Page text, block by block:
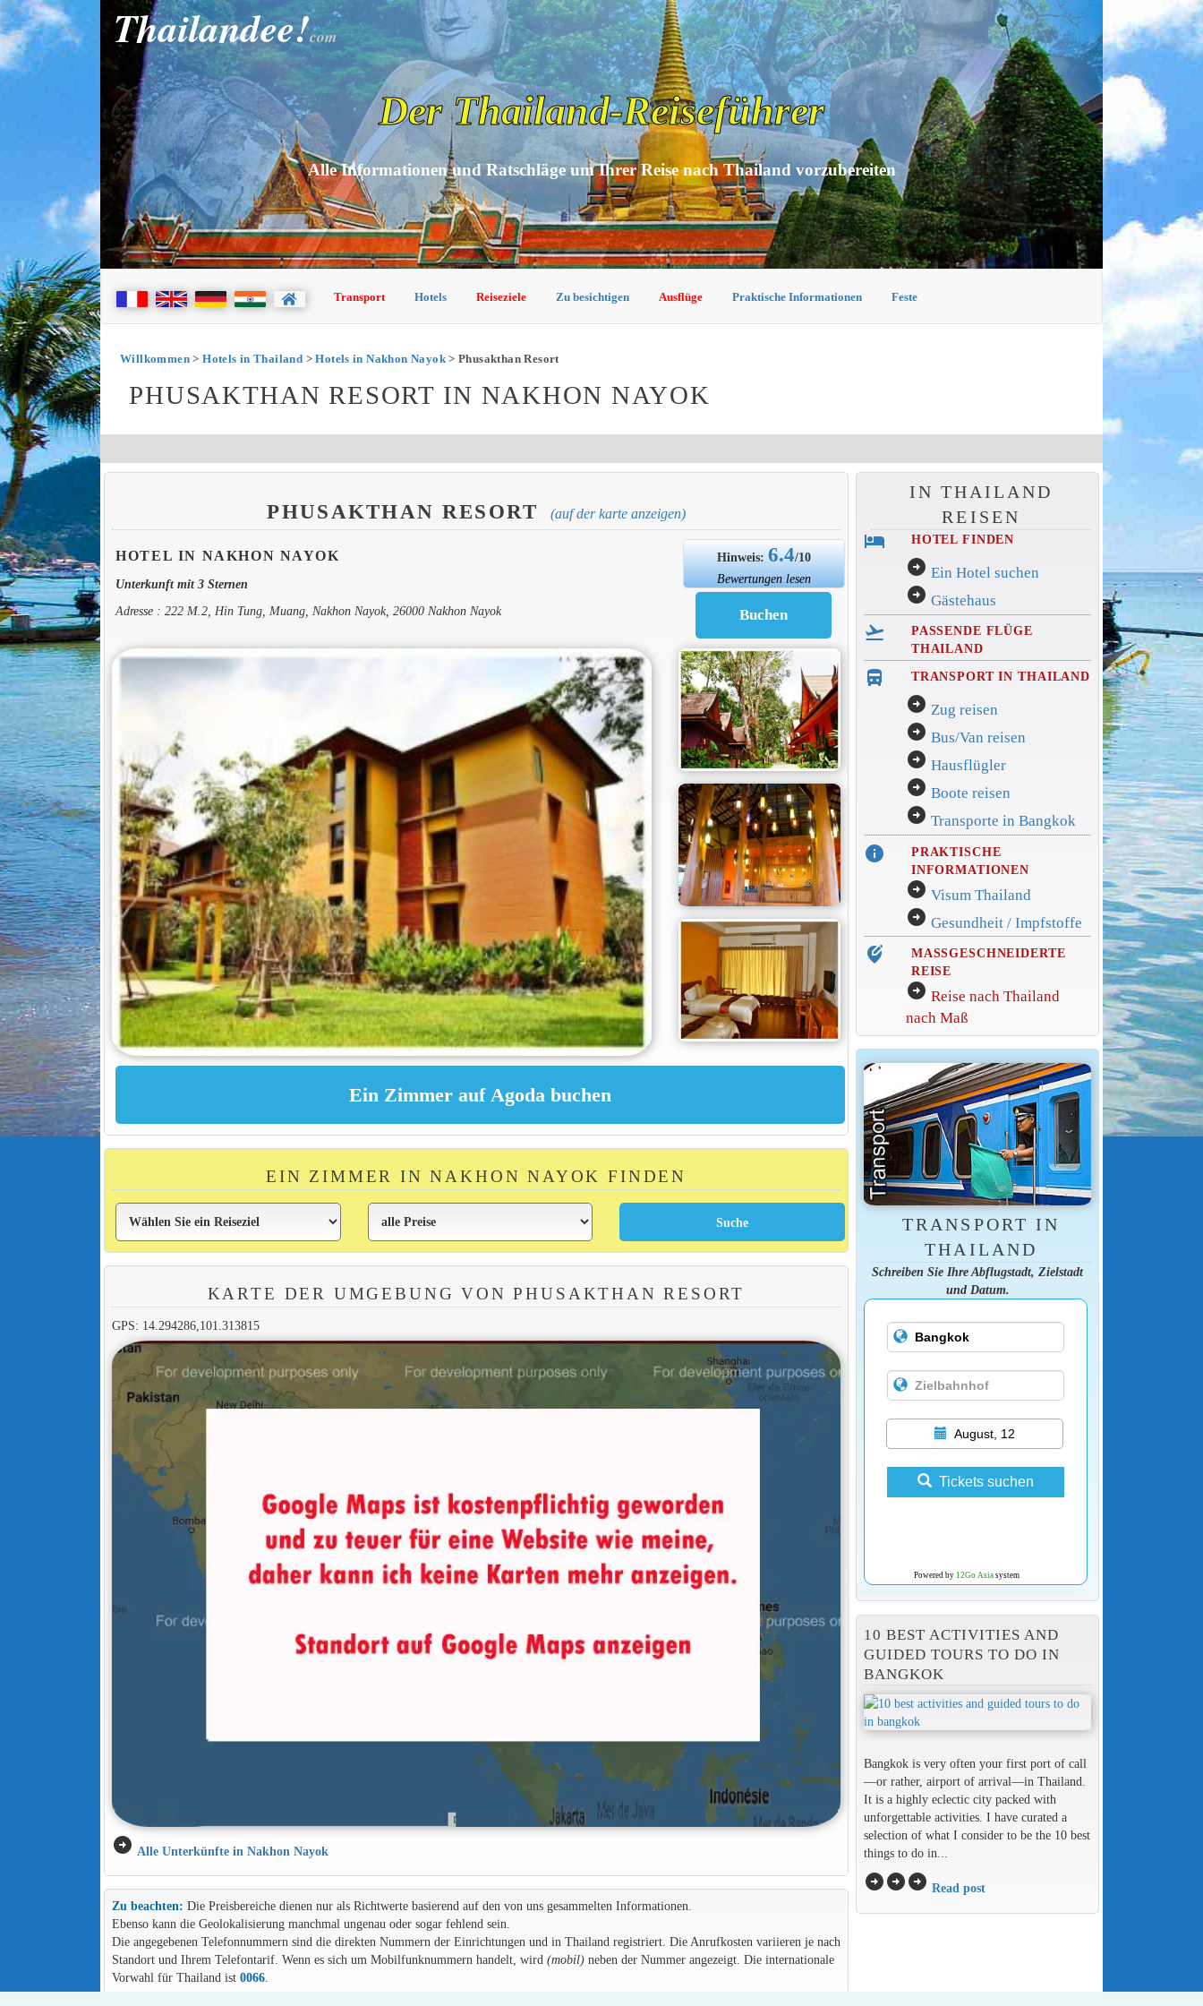
Thailandee!com
Der Thailand-Reiseführer
Alle Informationen und Ratschläge um Ihrer Reise nach Thailand vorzubereiten
Transport Hotels Reiseziele Zu besichtigen Ausflüge Praktische Informationen Feste
Willkommen>Hotels in Thailand >Hotels in Nakhon Nayok> Phusakthan Resort
PHUSAKTHAN RESORT IN NAKHON NAYOK
PHUSAKTHAN RESORT (auf der karte anzeigen)
HOTEL IN NAKHON NAYOK
Unterkunft mit 3 Sternen
Adresse : 222 M.2, Hin Tung, Muang, Nakhon Nayok, 26000 Nakhon Nayok
Hinweis:6.4/10
Bewertungen lesen
EIN ZIMMER IN NAKHON NAYOK FINDEN
KARTE DER UMGEBUNG VON PHUSAKTHAN RESORT
GPS: 14.294286,101.313815
arrow_circle_right Alle Unterkünfte in Nakhon Nayok
Zu beachten: Die Preisbereiche dienen nur als Richtwerte basierend auf den von uns gesammelten Informationen.
Ebenso kann die Geolokalisierung manchmal ungenau oder sogar fehlend sein.
Die angegebenen Telefonnummern sind die direkten Nummern der Einrichtungen und in Thailand registriert. Die Anrufkosten variieren je nach
Standort und Ihrem Telefontarif. Wenn es sich um Mobilfunknummern handelt, wird (mobil)neben der Nummer angezeigt. Die internationale
Vorwahl für Thailand ist 0066.
IN THAILAND
REISEN
hotel HOTEL FINDEN
arrow_circle_right Ein Hotel suchen
arrow_circle_right Gästehaus
flight_takeoff
PASSENDE FLÜGE
THAILAND
directions_bus_filled TRANSPORT IN THAILAND
arrow_circle_right Zug reisen
arrow_circle_right Bus/Van reisen
arrow_circle_right Hausflügler
arrow_circle_right Boote reisen
arrow_circle_right Transporte in Bangkok
info
PRAKTISCHE
INFORMATIONEN
arrow_circle_right Visum Thailand
arrow_circle_right Gesundheit / Impfstoffe
edit_location_alt
MASSGESCHNEIDERTE
REISE
arrow_circle_right Reise nach Thailand
nach Maß
TRANSPORT IN
THAILAND
Schreiben Sie Ihre Abflugstadt, Zielstadt
und Datum.
August, 12
Tickets suchen
Powered by 12Go Asiasystem
10 BEST ACTIVITIES AND
GUIDED TOURS TO DO IN
BANGKOK
Bangkok is very often your first port of call
—or rather, airport of arrival—in Thailand.
It is a highly eclectic city packed with
unforgettable activities. I have curated a
selection of what I consider to be the 10 best
things to do in...
arrow_circle_rightarrow_circle_rightarrow_circle_right Read post